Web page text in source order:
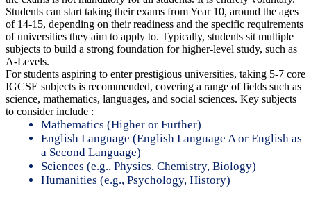
Students can start taking their exams from Year 10, around the ages
of 14-15, depending on their readiness and the specific requirements
of universities they aim to apply to. Typically, students sit multiple
subjects to build a strong foundation for higher-level study, such as
A-Levels.
For students aspiring to enter prestigious universities, taking 5-7 core
IGCSE subjects is recommended, covering a range of fields such as
science, mathematics, languages, and social sciences. Key subjects
to consider include :
Mathematics (Higher or Further)
English Language (English Language A or English as
a Second Language)
Sciences (e.g., Physics, Chemistry, Biology)
Humanities (e.g., Psychology, History)